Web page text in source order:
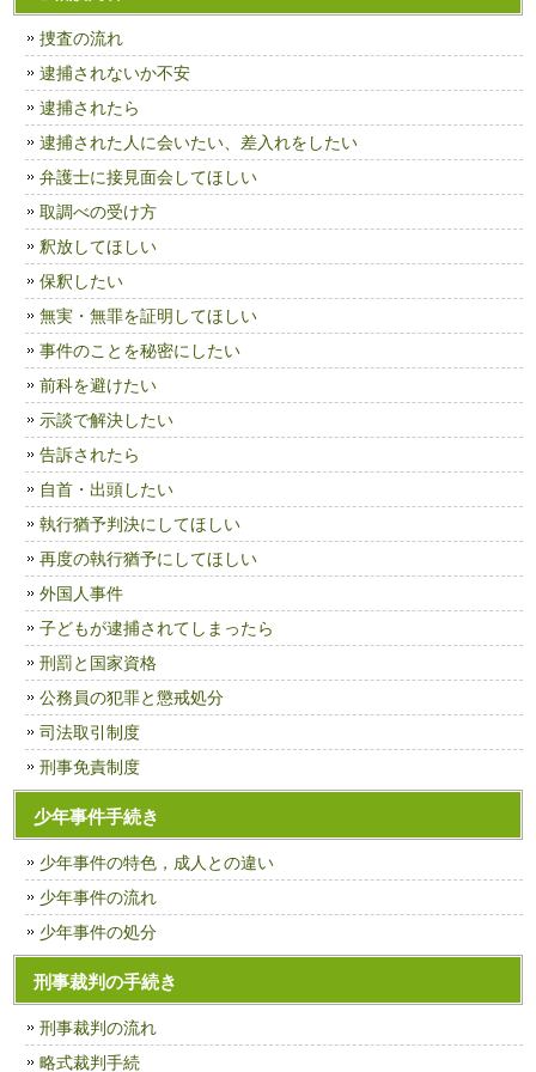
捜査の流れ
逮捕されないか不安
逮捕されたら
逮捕された人に会いたい、差入れをしたい
弁護士に接見面会してほしい
取調べの受け方
釈放してほしい
保釈したい
無実・無罪を証明してほしい
事件のことを秘密にしたい
前科を避けたい
示談で解決したい
告訴されたら
自首・出頭したい
執行猶予判決にしてほしい
再度の執行猶予にしてほしい
外国人事件
子どもが逮捕されてしまったら
刑罰と国家資格
公務員の犯罪と懲戒処分
司法取引制度
刑事免責制度
少年事件手続き
少年事件の特色，成人との違い
少年事件の流れ
少年事件の処分
刑事裁判の手続き
刑事裁判の流れ
略式裁判手続